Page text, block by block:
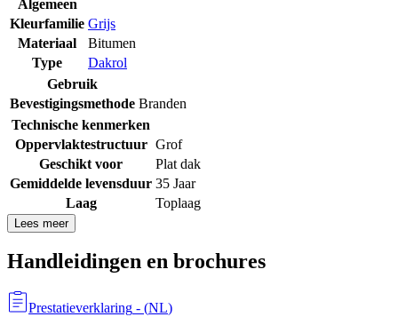
Algemeen
Kleurfamilie Grijs
Materiaal
Bitumen
Type
Dakrol
Gebruik
Bevestigingsmethode Branden
Technische kenmerken
Oppervlaktestructuur Grof
Geschikt voor
Plat dak
Gemiddelde levensduur 35 Jaar
Laag
Toplaag
Lees meer
Handleidingen en brochures
Prestatieverklaring - (NL)